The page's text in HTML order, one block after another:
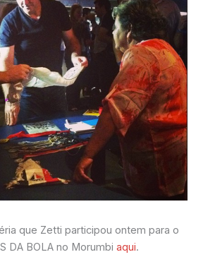
que Zetti participou ontem para o
DA BOLA no Morumbiaqui.